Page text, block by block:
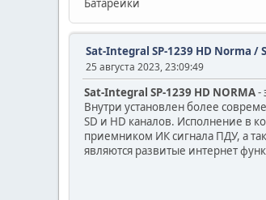
Батарейки
Sat-Integral SP-1239 HD Norma /
25 августа 2023, 23:09:49
Sat-Integral SP-1239 HD NORMA-
Внутри установлен более
SD и HD каналов. Исполнение в
приемником ИК сигнала ПДУ, а
являются развитые интернет